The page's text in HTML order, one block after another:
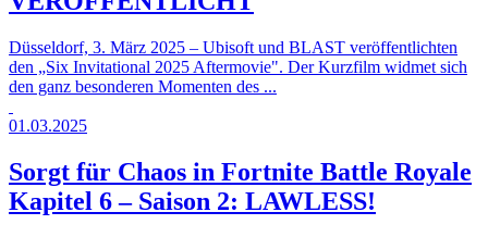
Düsseldorf, 3. März 2025 – Ubisoft und BLAST veröffentlichten
den „Six Invitational 2025 Aftermovie". Der Kurzfilm widmet sich
den ganz besonderen Momenten des ...
01.03.2025
Sorgt für Chaos in Fortnite Battle Royale
Kapitel 6 – Saison 2: LAWLESS!